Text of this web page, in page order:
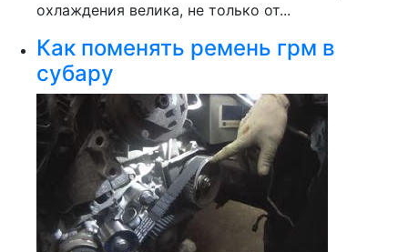
охлаждения велика, не только от...
Как поменять ремень грм в
субару